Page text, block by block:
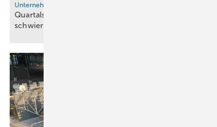
Unternehmen
Quartalszahlen von Thyssenkrupp Nucera zeigen
schwierige Auftragslage für grünen